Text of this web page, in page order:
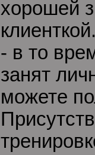
хорошей
- в то
занят
можете